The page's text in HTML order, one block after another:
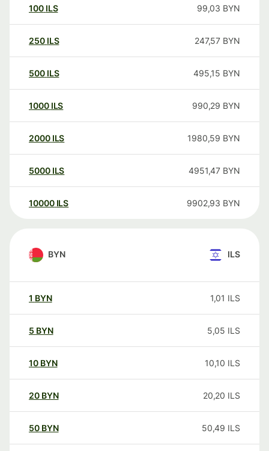
100 ILS 99,03 BYN
250 ILS 247,57 BYN
500 ILS 495,15 BYN
1000 ILS 990,29 BYN
2000 ILS 1980,59 BYN
5000 ILS 4951,47 BYN
10000 ILS 9902,93 BYN
BYN ILS
1 BYN 1,01 ILS
5 BYN 5,05 ILS
10 BYN 10,10 ILS
20 BYN 20,20 ILS
50 BYN 50,49 ILS